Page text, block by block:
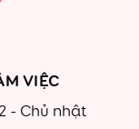
VIỆC
- Chủ nhật